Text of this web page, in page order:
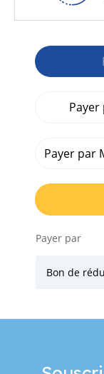
Payer
Payer par
Payer par
Bon de